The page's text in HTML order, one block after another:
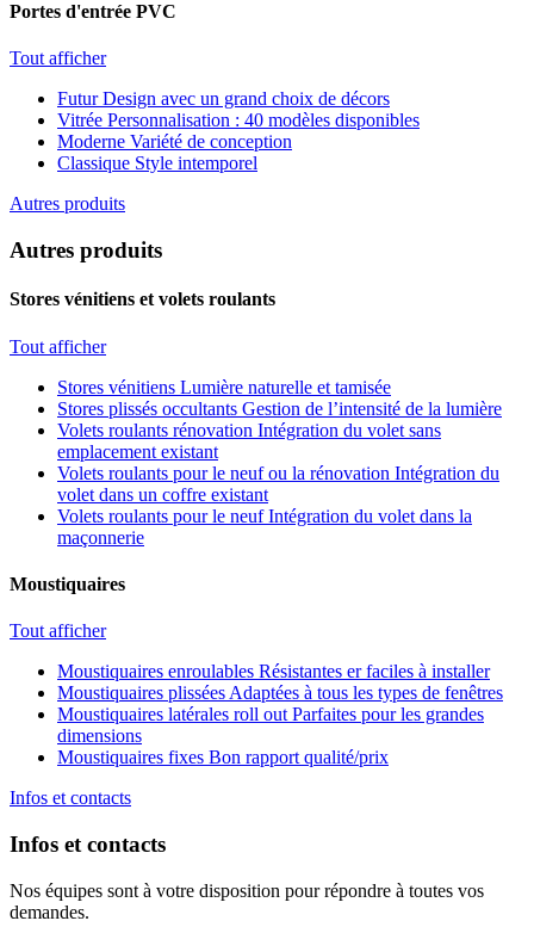
Portes d'entrée PVC
Tout afficher
Futur Design avec un grand choix de décors
Vitrée Personnalisation : 40 modèles disponibles
Moderne Variété de conception
Classique Style intemporel
Autres produits
Autres produits
Stores vénitiens et volets roulants
Tout afficher
Stores vénitiens Lumière naturelle et tamisée
Stores plissés occultants Gestion de l’intensité de la lumière
Volets roulants rénovation Intégration du volet sans
emplacement existant
Volets roulants pour le neuf ou la rénovation Intégration du
volet dans un coffre existant
Volets roulants pour le neuf Intégration du volet dans la
maçonnerie
Moustiquaires
Tout afficher
Moustiquaires enroulables Résistantes er faciles à installer
Moustiquaires plissées Adaptées à tous les types de fenêtres
Moustiquaires latérales roll out Parfaites pour les grandes
dimensions
Moustiquaires fixes Bon rapport qualité/prix
Infos et contacts
Infos et contacts
Nos équipes sont à votre disposition pour répondre à toutes vos
demandes.